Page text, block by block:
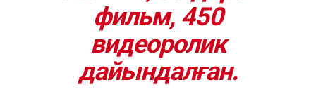
фильм, 450
видеоролик
дайындалған.